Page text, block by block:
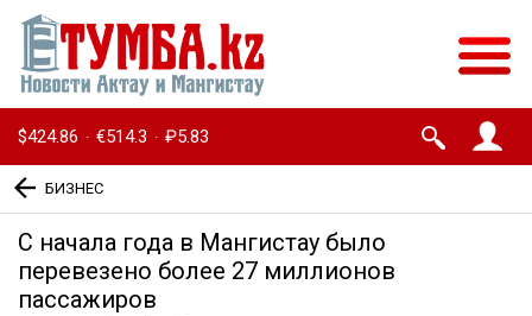
$424.86 · €514.3 · ₽5.83
БИЗНЕС
С начала года в Мангистау было
перевезено более 27 миллионов
пассажиров